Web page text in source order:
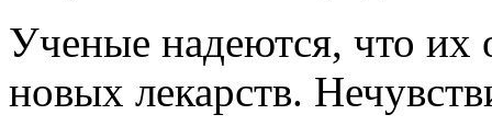
Ученые надеются, что их
новых лекарств.